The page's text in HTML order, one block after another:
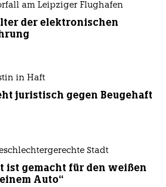
am Leipziger Flughafen
der elektronischen
in Haft
juristisch gegen Beugehaft
Stadt
ist gemacht für den weißen
Auto“